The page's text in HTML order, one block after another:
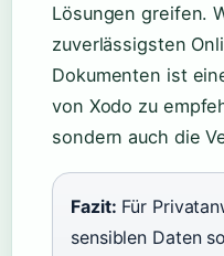
Lösungen greifen.
zuverlässigsten
Dokumenten ist
von Xodo zu
sondern auch die
Fazit: Für
sensiblen Daten